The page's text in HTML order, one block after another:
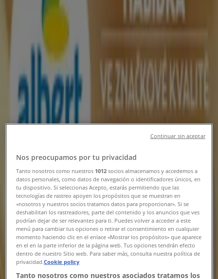
Nejlepší katalogy v Rakovník
Hornbach
Aktuální výhodné nabídky a slevy
Lidl
10. 8. - 23. 8. 2026
Platnost do 23. 8.Rakovník
Očekávaný
Lidl
Nos preocupamos por tu privacidad
Tanto nosotros como nuestros 1012 socios almacenamos y accedemos a
datos personales, como datos de navegación o identificadores únicos, en
tu dispositivo. Si seleccionas Acepto, estarás permitiendo que las
tecnologías de rastreo apoyen los propósitos que se muestran en
«nosotros y nuestros socios tratamos datos para proporcionar». Si se
deshabilitan los rastreadores, parte del contenido y los anuncios que ves
podrían dejar de ser relevantes para ti. Puedes volver a acceder a este
menú para cambiar tus opciones o retirar el consentimiento en cualquier
momento haciendo clic en el enlace «Mostrar los propósitos» que aparece
en el en la parte inferior de la página web. Tus opciones tendrán efecto
dentro de nuestro Sitio web. Para saber más, consulta nuestra política de
privacidad.Cookie policy
Tanto nosotros como nuestros asociados tratamos los
Continuar sin aceptar